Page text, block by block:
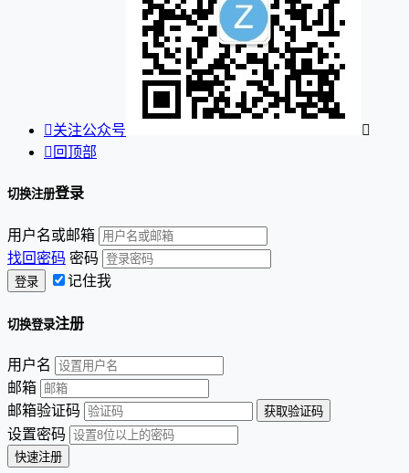
关注公众号

 回顶部
切换注册登录
用户名或邮箱
找回密码 密码
记住我
切换登录注册
用户名
邮箱
邮箱验证码
设置密码